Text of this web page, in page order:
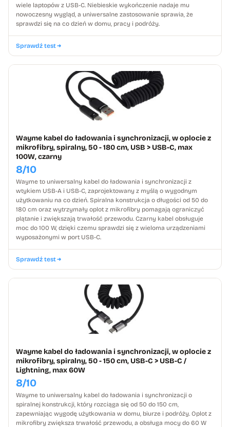
wiele laptopów z USB-C. Niebieskie wykończenie nadaje mu
nowoczesny wygląd, a uniwersalne zastosowanie sprawia, że
sprawdzi się na co dzień w domu, pracy i podróży.
Sprawdź test
Wayme kabel do ładowania i synchronizacji, w oplocie z
mikrofibry, spiralny, 50 - 180 cm, USB > USB-C, max
100W, czarny
8/10
Wayme to uniwersalny kabel do ładowania i synchronizacji z
wtykiem USB-A i USB-C, zaprojektowany z myślą o wygodnym
użytkowaniu na co dzień. Spiralna konstrukcja o długości od 50 do
180 cm oraz wytrzymały oplot z mikrofibry pomagają ograniczyć
plątanie i zwiększają trwałość przewodu. Czarny kabel obsługuje
moc do 100 W, dzięki czemu sprawdzi się z wieloma urządzeniami
wyposażonymi w port USB-C.
Sprawdź test
Wayme kabel do ładowania i synchronizacji, w oplocie z
mikrofibry, spiralny, 50 - 150 cm, USB-C > USB-C /
Lightning, max 60W
8/10
Wayme to uniwersalny kabel do ładowania i synchronizacji o
spiralnej konstrukcji, który rozciąga się od 50 do 150 cm,
zapewniając wygodę użytkowania w domu, biurze i podróży. Oplot z
mikrofibry zwiększa trwałość przewodu, a obsługa mocy do 60 W